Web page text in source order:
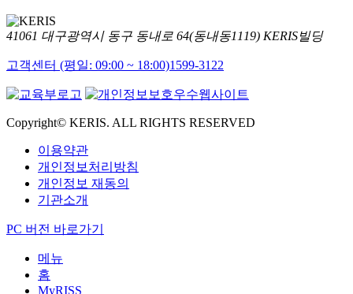
41061 대구광역시 동구 동내로 64(동내동1119) KERIS빌딩
고객센터 (평일: 09:00 ~ 18:00)1599-3122
Copyright© KERIS. ALL RIGHTS RESERVED
이용약관
개인정보처리방침
개인정보 재동의
기관소개
PC 버전 바로가기
메뉴
홈
MyRISS